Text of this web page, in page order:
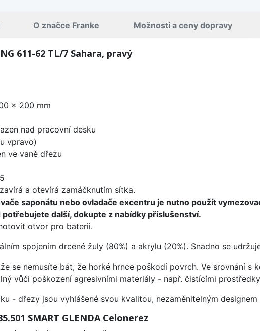
O značce Franke Možnosti a ceny dopravy
611-62 TL/7 Sahara, pravý
x 200 mm
nad pracovní desku
vpravo)
ve vaně dřezu
a otevírá zamáčknutím sítka.
saponátu nebo ovladače excentru je nutno použít
další, dokupte z nabídky příslušenství.
otvor pro baterii.
spojením drcené žuly (80%) a akrylu (20%). Snadno se
se nemusíte bát, že horké hrnce poškodí povrch. Ve srovnání s
vůči poškození agresivními materiály - např. čistícími
- dřezy jsou vyhlášené svou kvalitou, nezaměnitelným
SMART GLENDA Celonerez